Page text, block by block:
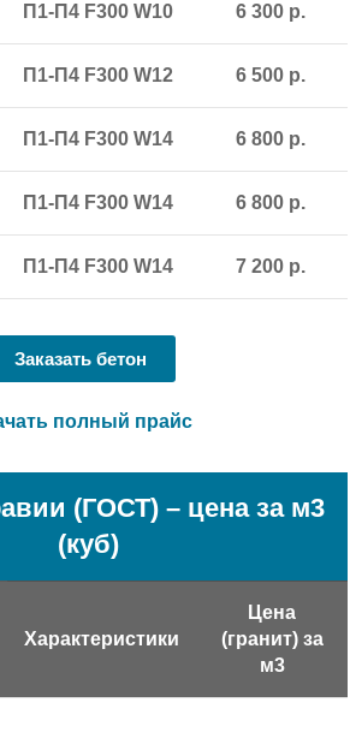
П1-П4 F300 W10 6 300 р.
П1-П4 F300 W12 6 500 р.
П1-П4 F300 W14 6 800 р.
П1-П4 F300 W14 6 800 р.
П1-П4 F300 W14 7 200 р.
Заказать бетон
полный прайс
(ГОСТ) – цена за м3
(куб)
Характеристики
Цена
(гранит) за
м3